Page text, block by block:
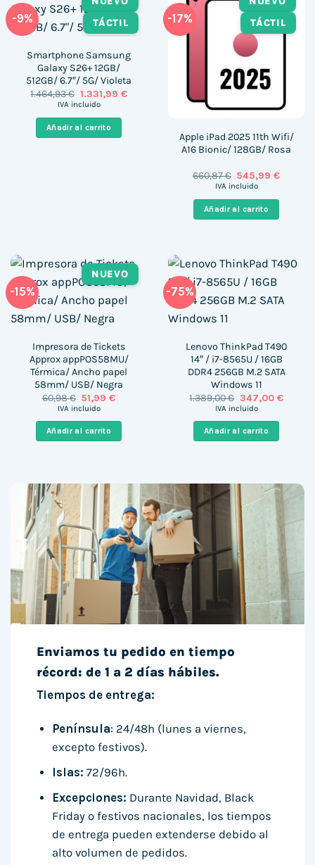
-9%
TÁCTIL
Smartphone Samsung
Galaxy S26+ 12GB/
512GB/ 6.7″/ 5G/ Violeta
1.464,93€ El
precio
era:
1.464,93 €.
1.331,99 €El
IVA incluido
Añadir al carrito
-17%
TÁCTIL
Apple iPad 2025 11th Wifi/
A16 Bionic/ 128GB/ Rosa
660,87€ El
precio
era:
660,87 €.
545,99€El
IVA incluido
Añadir al carrito
-15%
NUEVO
Impresora de Tickets
Approx appPOS58MU/
Térmica/ Ancho papel
58mm/ USB/ Negra
60,98€ El
precio
era:
60,98 €.
51,99€El
es:
51,99 €.
IVA incluido
Añadir al carrito
-75%
Lenovo ThinkPad T490
14″ / i7-8565U / 16GB
DDR4 256GB M.2 SATA
Windows 11
1.389,00€ El
precio
era:
1.389,00 €.
347,00 €El
IVA incluido
Añadir al carrito
Enviamos tu pedido en tiempo
récord: de 1 a 2 días hábiles.
Tiempos de entrega:
Península: 24/48h (lunes a viernes,
excepto festivos).
Islas: 72/96h.
Excepciones: Durante Navidad, Black
Friday o festivos nacionales, los tiempos
de entrega pueden extenderse debido al
alto volumen de pedidos.